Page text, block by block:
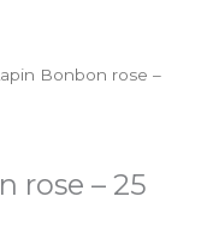
Bonbon rose –
rose – 25